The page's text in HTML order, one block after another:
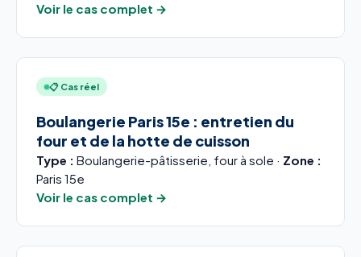
Voir le cas complet →
📋 Cas réel
Boulangerie Paris 15e : entretien du
four et de la hotte de cuisson
Type : Boulangerie-pâtisserie, four à sole · Zone :
Paris 15e
Voir le cas complet →